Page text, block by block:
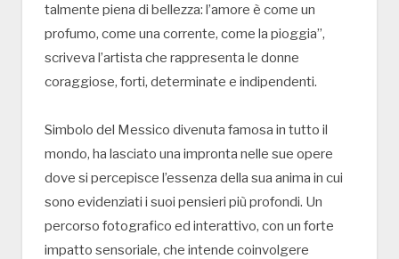
talmente piena di bellezza: l’amore è come un
profumo, come una corrente, come la pioggia”,
scriveva l’artista che rappresenta le donne
coraggiose, forti, determinate e indipendenti.
Simbolo del Messico divenuta famosa in tutto il
mondo, ha lasciato una impronta nelle sue opere
dove si percepisce l’essenza della sua anima in cui
sono evidenziati i suoi pensieri più profondi. Un
percorso fotografico ed interattivo, con un forte
impatto sensoriale, che intende coinvolgere